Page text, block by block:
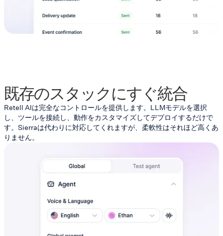
既存のスタックにすぐ統合
Retell AIは完全なコントロールを提供します。LLMモデルを選択
し、ツールを接続し、動作をカスタマイズしてデプロイするだけで
す。Sierraは代わりに対応してくれますが、柔軟性はそれほど高くあ
りません。